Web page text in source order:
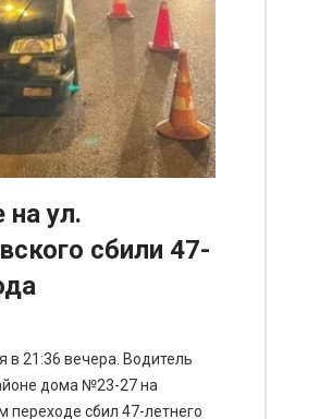
на ул.
сбили 47-
21:36 вечера. Водитель
дома №23-27 на
сбил 47-летнего